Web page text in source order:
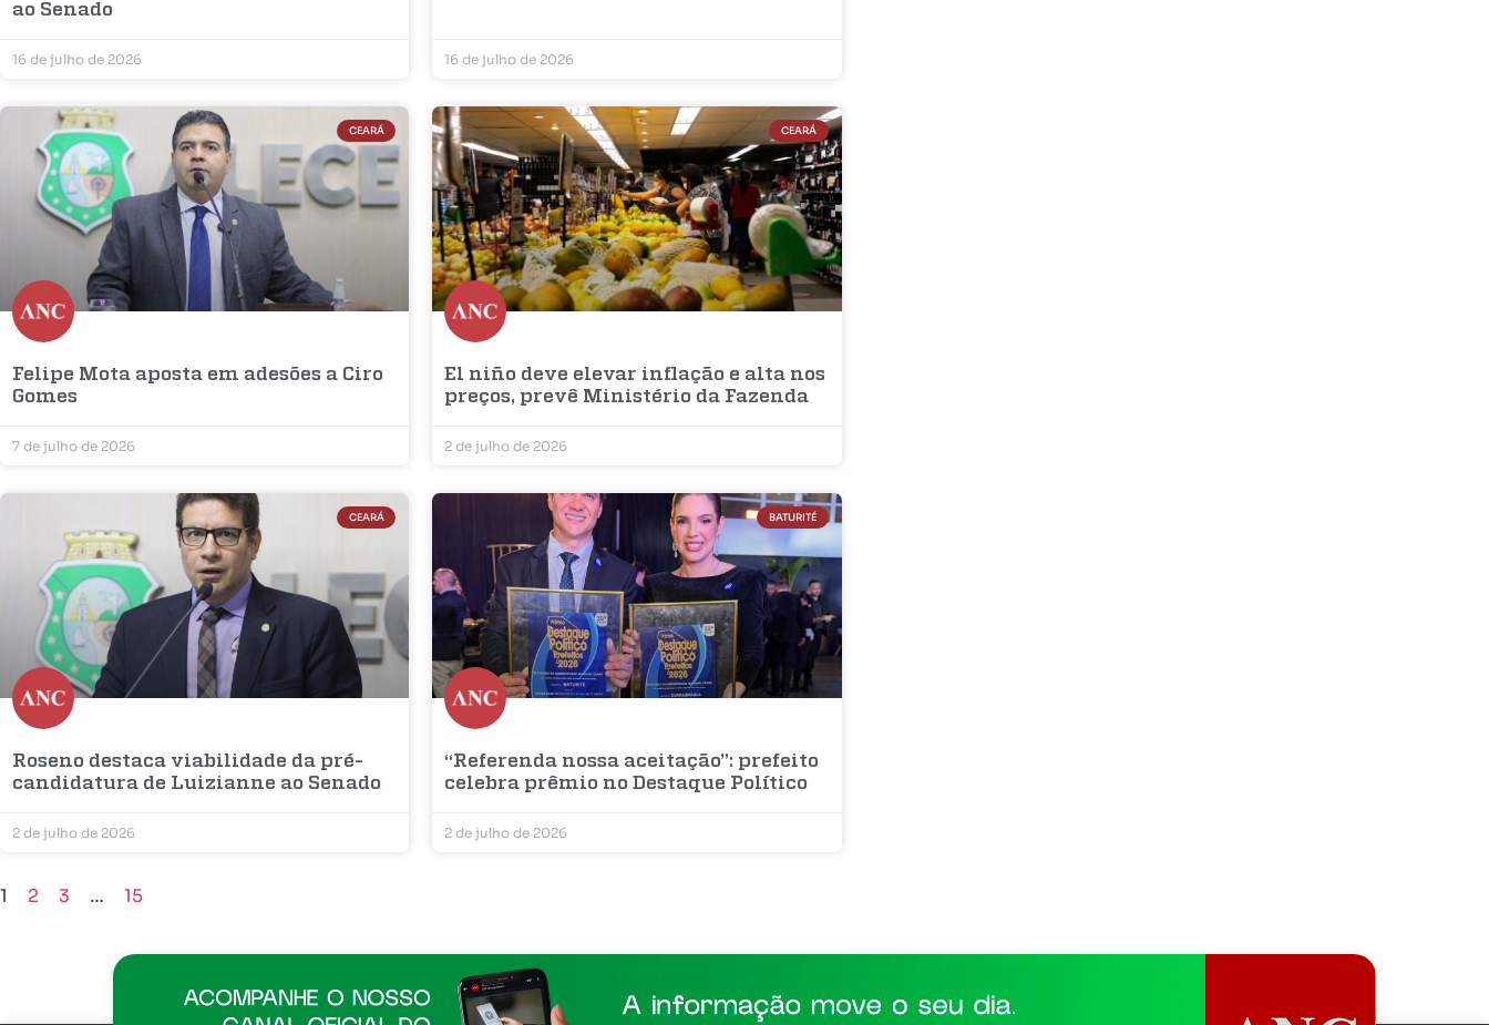
ao Senado
16 de julho de 2026 16 de julho de 2026
CEARÁ
Felipe Mota aposta em adesões a Ciro
Gomes
7 de julho de 2026
CEARÁ
El niño deve elevar inflação e alta nos
preços, prevê Ministério da Fazenda
2 de julho de 2026
CEARÁ
Roseno destaca viabilidade da pré-
candidatura de Luizianne ao Senado
2 de julho de 2026
BATURITÉ
“Referenda nossa aceitação”: prefeito
celebra prêmio no Destaque Político
2 de julho de 2026
1 2 3 … 15